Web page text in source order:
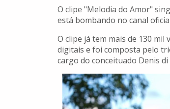
O clipe "Melodia do Amor"
está bombando no canal
O clipe já tem mais de 130
digitais e foi composta pelo
cargo do conceituado Denis